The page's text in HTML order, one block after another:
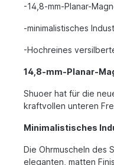
-14,8-mm-Planar-
-minimalistisches
-Hochreines
14,8-mm-Planar-
Shuoer hat für die
kraftvollen unteren
Minimalistisches
Die Ohrmuscheln des
eleganten, matten